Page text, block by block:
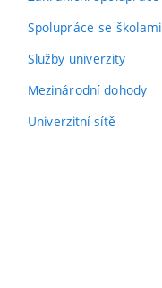
Spolupráce se školami
Služby univerzity
Mezinárodní dohody
Univerzitní sítě